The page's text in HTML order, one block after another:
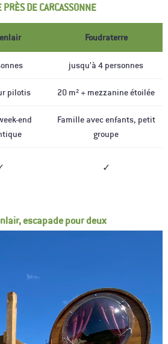
DE CARCASSONNE
Foudraterre
jusqu’à 4 personnes
pilotis 20 m² + mezzanine étoilée
end
Famille avec enfants, petit
groupe
✓
escapade pour deux